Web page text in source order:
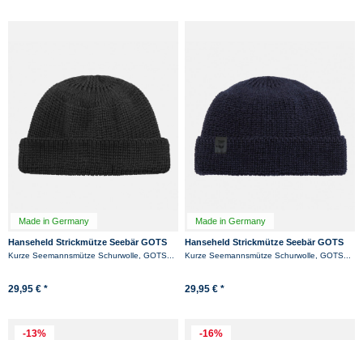
Made in Germany
Hanseheld Strickmütze Seebär GOTS
Dockermütze Seemannsmütze kurz
Kurze Seemannsmütze Schurwolle, GOTS...
29,95 € *
Made in Germany
Hanseheld Strickmütze Seebär GOTS
Dockermütze Seemannsmütze kurz
Kurze Seemannsmütze Schurwolle, GOTS...
29,95 € *
-13% -16%